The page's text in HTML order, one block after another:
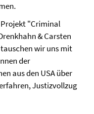
"Criminal
& Carsten
wir uns mit
der
aus den USA über
Justizvollzug